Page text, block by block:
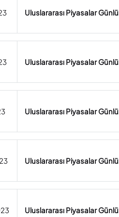
Uluslararası Piyasalar
Uluslararası Piyasalar
Uluslararası Piyasalar
Uluslararası Piyasalar
Uluslararası Piyasalar